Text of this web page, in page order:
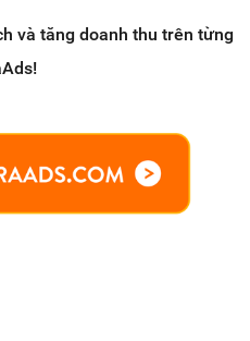
và tăng doanh thu trên từng